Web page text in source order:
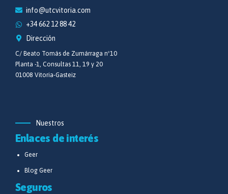
info@utcvitoria.com
+34 662 12 88 42
Dirección
C/ Beato Tomás de Zumárraga nº10
Planta -1, Consultas 11, 19 y 20
01008 Vitoria-Gasteiz
Nuestros
Enlaces de interés
Geer
Blog Geer
Seguros